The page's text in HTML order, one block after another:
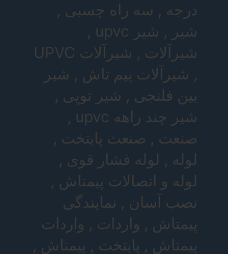
درجه , سه راه چسبی ,
شیر , شیر upvc ,
شیرآلات , شیرآلات UPVC
, شیرآلات پیم تاش , شیر
بین فلنجی , شیر توپی ,
شیر چند راهه upvc ,
صنعت , صنعت پایتخت ,
لوله , لوله فشار قوی ,
لوله و اتصالات پیمتاش ,
نصب آسان , نمایندگی
پیمتاش , واردات , واردات
پیمتاش , پایتخت , پیمتاش ,